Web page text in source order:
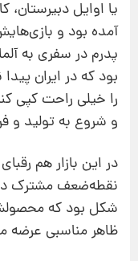
آمده بود و
پدرم در سفری به
بود که در ایران
را خیلی راحت کپی
و شروع به تولید و
در این بازار هم
نقطه‌ضعف مشترک
شکل بود که
ظاهر مناسبی عرضه